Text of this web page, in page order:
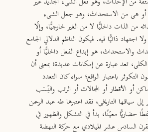
أو هي من الاستحداث، وهو جعل الشيء
من الذات داخليًّا لا من الغير خارجيًّا، وإلّا
ذاتيًّا فيه. فيكون الناظم الدلالي الجامع
والاستحداث، هو إبداع الفعل داخليًّا أو
الكلي، تعد عبارة عن إمكانات عديدة؛ بمعنى أن
التكوثر باعتبار الواقع؛ سواء كان التعدد
أو الأقطار أو المجالات أو الرتب والنِّسَب
سياقها التاريخي، فقد اعتبرها طه عبد الرحمن
حضاريًّا معيّنًا، بدأ في التشكل والظهور في
القرن السادس عشر الميلادي مع حركة النهضة